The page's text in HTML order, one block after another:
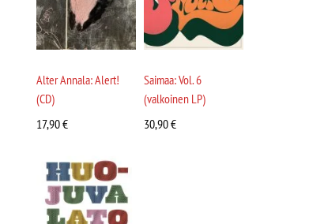
Alter Annala: Alert!
(CD)
17,90€
Saimaa: Vol. 6
(valkoinen LP)
30,90€